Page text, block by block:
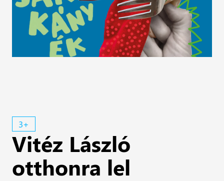
3+
Vitéz László
otthonra lel